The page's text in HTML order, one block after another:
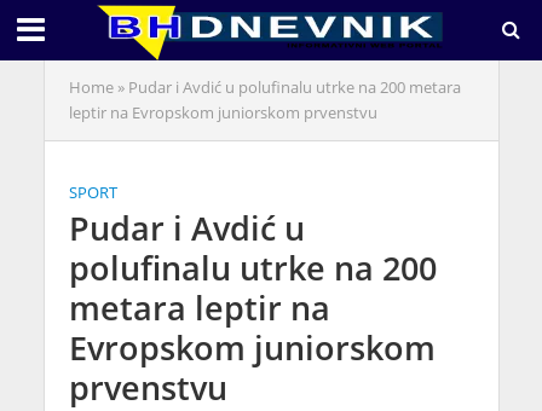
Home» Pudar i Avdić u polufinalu utrke na 200 metara
leptir na Evropskom juniorskom prvenstvu
SPORT
Pudar i Avdić u
polufinalu utrke na 200
metara leptir na
Evropskom juniorskom
prvenstvu